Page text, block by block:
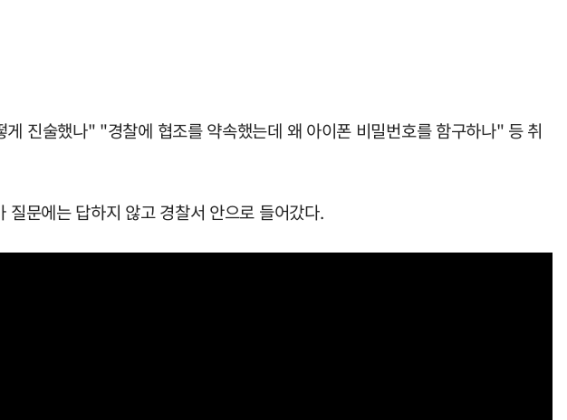
진술했나" "경찰에 협조를 약속했는데 왜 아이폰 비밀번호를 함구하나" 등 취
문에는 답하지 않고 경찰서 안으로 들어갔다.